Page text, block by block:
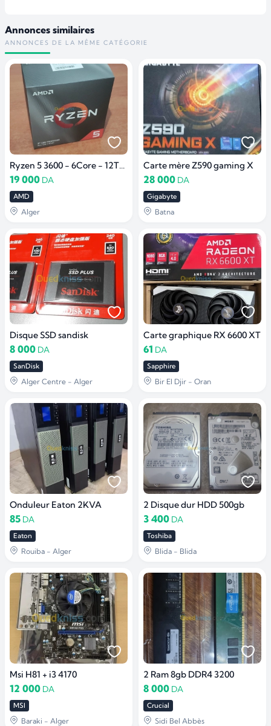
Annonces similaires
ANNONCES DE LA MÊME CATÉGORIE
Ryzen 5 3600 - 6Core - 12Thread
19 000 DA
AMD
Alger
Carte mère Z590 gaming X
28 000 DA
Gigabyte
Batna
Disque SSD sandisk
8 000 DA
SanDisk
Alger Centre - Alger
Carte graphique RX 6600 XT
61 DA
Sapphire
Bir El Djir - Oran
Onduleur Eaton 2KVA
85 DA
Eaton
Rouiba - Alger
2 Disque dur HDD 500gb
3 400 DA
Toshiba
Blida - Blida
Msi H81 + i3 4170
12 000 DA
MSI
Baraki - Alger
2 Ram 8gb DDR4 3200
8 000 DA
Crucial
Sidi Bel Abbès